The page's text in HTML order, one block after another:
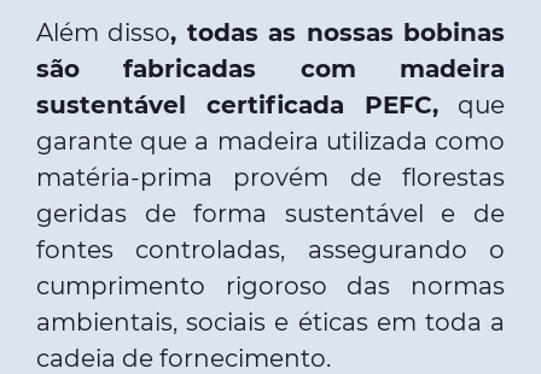
Além disso, todas as nossas bobinas
são fabricadas com madeira
sustentável certificada PEFC, que
garante que a madeira utilizada como
matéria-prima provém de florestas
geridas de forma sustentável e de
fontes controladas, assegurando o
cumprimento rigoroso das normas
ambientais, sociais e éticas em toda a
cadeia de fornecimento.